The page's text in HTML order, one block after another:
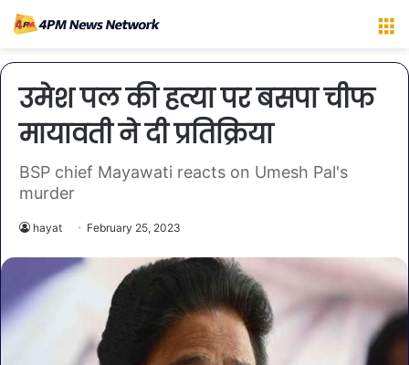
उमेश पल की हत्या पर बसपा चीफ
मायावती ने दी प्रतिक्रिया
BSP chief Mayawati reacts on Umesh Pal's
murder
hayat February 25, 2023